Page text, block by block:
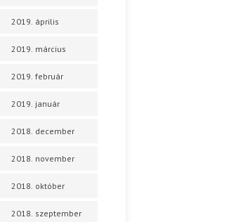
2019. április
2019. március
2019. február
2019. január
2018. december
2018. november
2018. október
2018. szeptember